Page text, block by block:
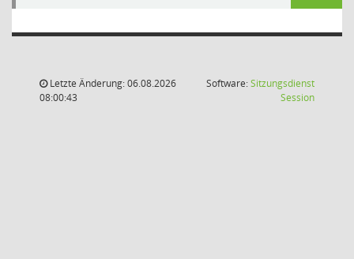
Letzte Änderung: 06.08.2026
08:00:43
Software:Sitzungsdienst
Session(Wird in